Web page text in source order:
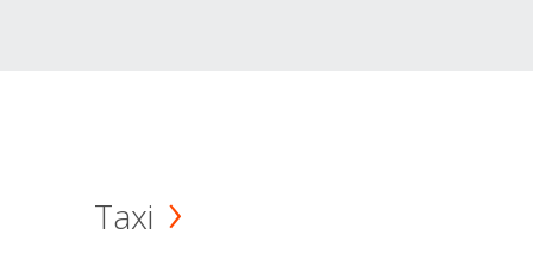
Taxi